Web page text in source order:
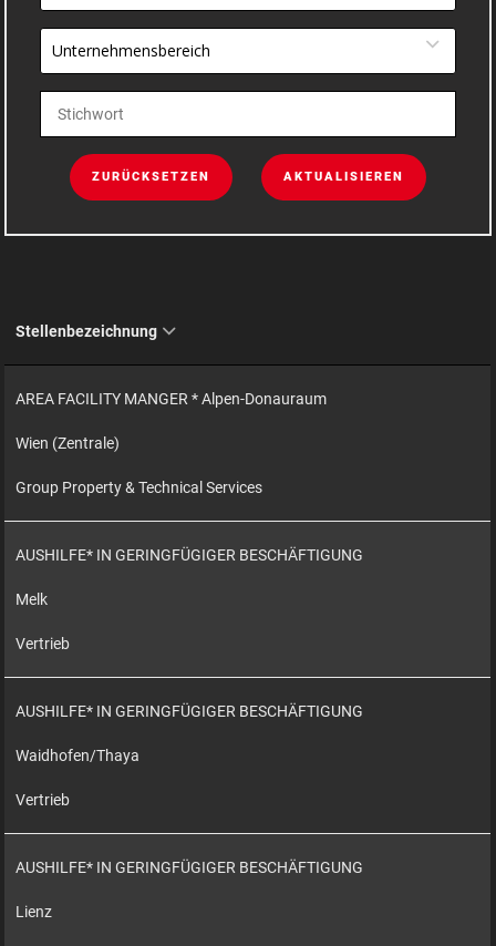
Unternehmensbereich
ZURÜCKSETZEN AKTUALISIEREN
Stellenbezeichnung
AREA FACILITY MANGER * Alpen-Donauraum
Wien (Zentrale)
Group Property & Technical Services
AUSHILFE* IN GERINGFÜGIGER BESCHÄFTIGUNG
Melk
Vertrieb
AUSHILFE* IN GERINGFÜGIGER BESCHÄFTIGUNG
Waidhofen/Thaya
Vertrieb
AUSHILFE* IN GERINGFÜGIGER BESCHÄFTIGUNG
Lienz